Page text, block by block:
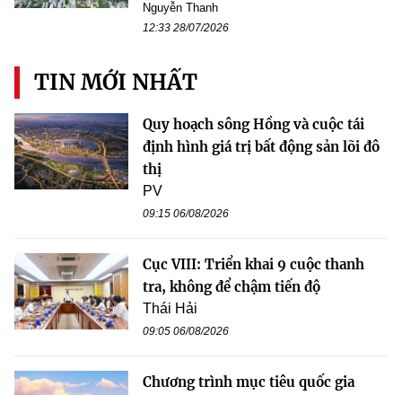
Nguyễn Thanh
12:33 28/07/2026
TIN MỚI NHẤT
Quy hoạch sông Hồng và cuộc tái
định hình giá trị bất động sản lõi đô
thị
PV
09:15 06/08/2026
Cục VIII: Triển khai 9 cuộc thanh
tra, không để chậm tiến độ
Thái Hải
09:05 06/08/2026
Chương trình mục tiêu quốc gia